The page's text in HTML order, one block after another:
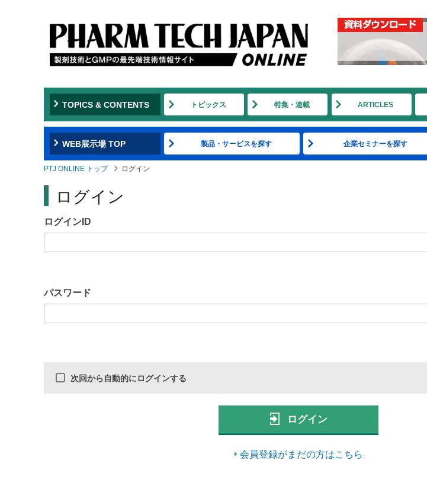
to
navigation
TOPICS & CONTENTS トピックス 特集・連載 ARTICLES
WEB展示場 TOP 製品・サービスを探す 企業セミナーを探す
PTJ ONLINE トップ ログイン
ログイン
ログインID
パスワード
次回から自動的にログインする
ログイン
会員登録がまだの方はこちら